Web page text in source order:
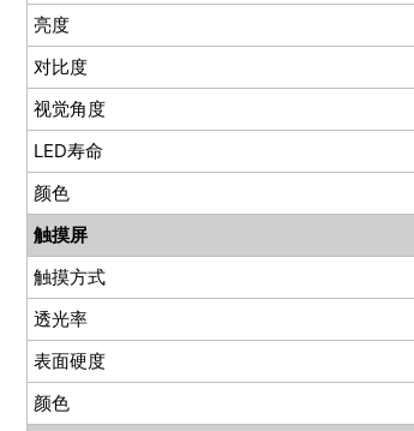
亮度
对比度
视觉角度
LED寿命
颜色
触摸屏
触摸方式
透光率
表面硬度
颜色